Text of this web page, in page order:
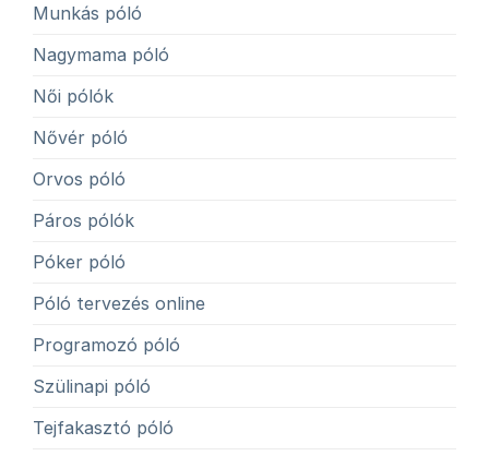
Munkás póló
Nagymama póló
Női pólók
Nővér póló
Orvos póló
Páros pólók
Póker póló
Póló tervezés online
Programozó póló
Szülinapi póló
Tejfakasztó póló